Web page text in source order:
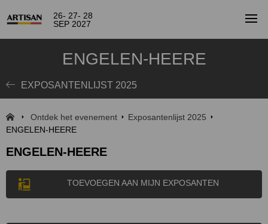
26- 27- 28
SEP 2027
ENGELEN-HEERE
EXPOSANTENLIJST 2025
Ontdek het evenement
Exposantenlijst 2025
ENGELEN-HEERE
ENGELEN-HEERE
TOEVOEGEN AAN MIJN EXPOSANTEN